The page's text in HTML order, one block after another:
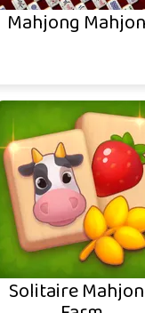
Mahjong
Solitaire